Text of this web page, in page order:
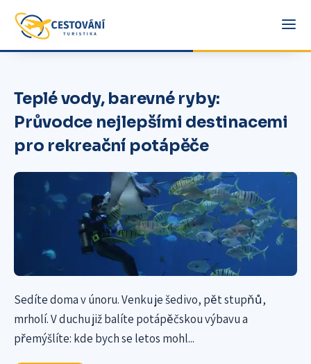
Teplé vody, barevné ryby:
Průvodce nejlepšími destinacemi
pro rekreační potápěče
Sedíte doma v únoru. Venku je šedivo, pět stupňů,
mrholí. V duchu již balíte potápěčskou výbavu a
přemýšlíte: kde bych se letos mohl...